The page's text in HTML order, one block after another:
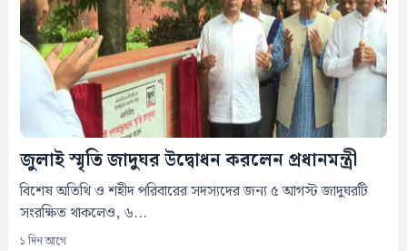
জুলাই স্মৃতি জাদুঘর উদ্বোধন করলেন প্রধানমন্ত্রী
বিশেষ অতিথি ও শহীদ পরিবারের সদস্যদের জন্য ৫ আগস্ট জাদুঘরটি
সংরক্ষিত থাকলেও, ৬...
১ দিন আগে